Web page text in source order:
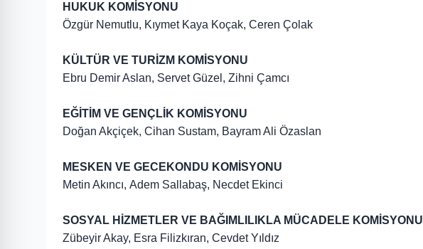
HUKUK KOMİSYONU
Özgür Nemutlu, Kıymet Kaya Koçak, Ceren Çolak
KÜLTÜR VE TURİZM KOMİSYONU
Ebru Demir Aslan, Servet Güzel, Zihni Çamcı
EĞİTİM VE GENÇLİK KOMİSYONU
Doğan Akçiçek, Cihan Sustam, Bayram Ali Özaslan
MESKEN VE GECEKONDU KOMİSYONU
Metin Akıncı, Adem Sallabaş, Necdet Ekinci
SOSYAL HİZMETLER VE BAĞIMLILIKLA MÜCADELE KOMİSYONU
Zübeyir Akay, Esra Filizkıran, Cevdet Yıldız